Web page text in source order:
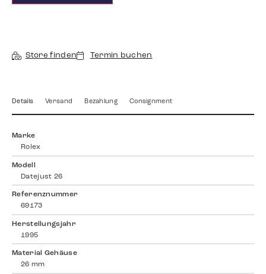
Store finden Termin buchen
Details Versand Bezahlung Consignment
Marke
Rolex
Modell
Datejust 26
Referenznummer
69173
Herstellungsjahr
1995
Material Gehäuse
26 mm